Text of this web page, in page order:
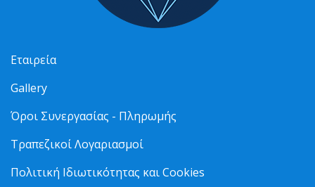
Εταιρεία
Gallery
Όροι Συνεργασίας - Πληρωμής
Τραπεζικοί Λογαριασμοί
Πολιτική Ιδιωτικότητας και Cookies